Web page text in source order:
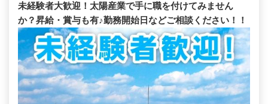
未経験者大歓迎！太陽産業で手に職を付けてみません
か？昇給・賞与も有♪勤務開始日などご相談ください！！